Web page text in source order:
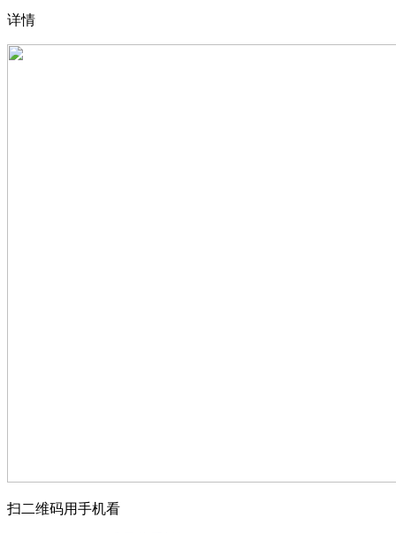
详情
扫二维码用手机看